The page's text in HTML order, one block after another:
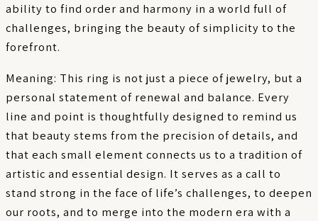
ability to find order and harmony in a world full of
challenges, bringing the beauty of simplicity to the
forefront.
Meaning: This ring is not just a piece of jewelry, but a
personal statement of renewal and balance. Every
line and point is thoughtfully designed to remind us
that beauty stems from the precision of details, and
that each small element connects us to a tradition of
artistic and essential design. It serves as a call to
stand strong in the face of life’s challenges, to deepen
our roots, and to merge into the modern era with a